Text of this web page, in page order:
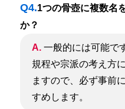
Q4.1つの骨壺に複数名
か？
A.一般的には可能で
規程や宗派の考え方
ますので、必ず事前
すめします。